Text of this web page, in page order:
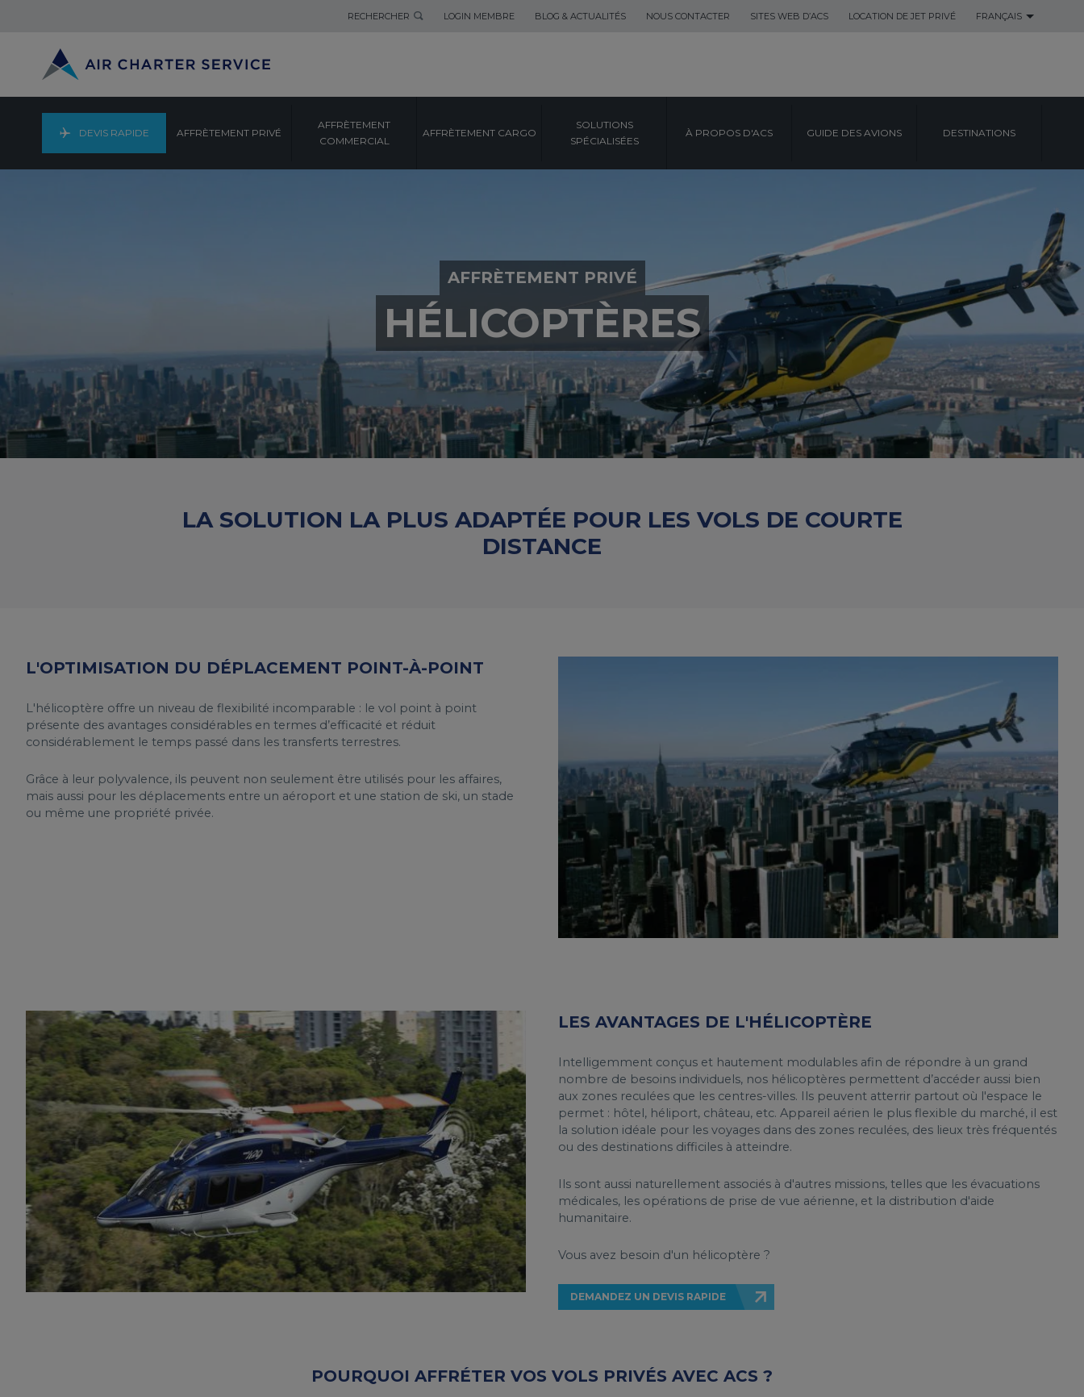
RECHERCHER LOGIN MEMBRE BLOG & ACTUALITÉS NOUS CONTACTER SITES WEB D’ACS LOCATION DE JET PRIVÉ FRANÇAIS
DEVIS RAPIDE AFFRÈTEMENT PRIVÉ
AFFRÈTEMENT
COMMERCIAL
AFFRÈTEMENT CARGO
SOLUTIONS
SPÉCIALISÉES
À PROPOS D'ACS GUIDE DES AVIONS DESTINATIONS
AFFRÈTEMENT PRIVÉ
HÉLICOPTÈRES
LA SOLUTION LA PLUS ADAPTÉE POUR LES VOLS DE COURTE
DISTANCE
L'OPTIMISATION DU DÉPLACEMENT POINT-À-POINT
L'hélicoptère offre un niveau de flexibilité incomparable : le vol point à point
présente des avantages considérables en termes d’efficacité et réduit
considérablement le temps passé dans les transferts terrestres.
Grâce à leur polyvalence, ils peuvent non seulement être utilisés pour les affaires,
mais aussi pour les déplacements entre un aéroport et une station de ski, un stade
ou même une propriété privée.
LES AVANTAGES DE L'HÉLICOPTÈRE
Intelligemment conçus et hautement modulables afin de répondre à un grand
nombre de besoins individuels, nos hélicoptères permettent d’accéder aussi bien
aux zones reculées que les centres-villes. Ils peuvent atterrir partout où l'espace le
permet : hôtel, héliport, château, etc. Appareil aérien le plus flexible du marché, il est
la solution idéale pour les voyages dans des zones reculées, des lieux très fréquentés
ou des destinations difficiles à atteindre.
Ils sont aussi naturellement associés à d'autres missions, telles que les évacuations
médicales, les opérations de prise de vue aérienne, et la distribution d'aide
humanitaire.
Vous avez besoin d'un hélicoptère ?
DEMANDEZ UN DEVIS RAPIDE
POURQUOI AFFRÉTER VOS VOLS PRIVÉS AVEC ACS ?